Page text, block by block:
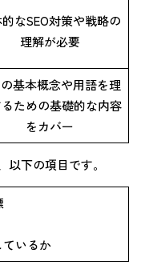
なSEO対策や戦略の
理解が必要
基本概念や用語を理
ための基礎的な内容
をカバー
下の項目です。
いるか